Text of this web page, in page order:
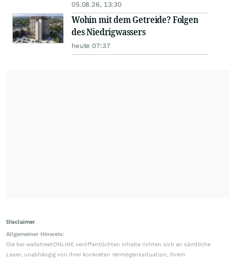
05.08.26, 13:30
Wohin mit dem Getreide? Folgen
des Niedrigwassers
heute 07:37
Disclaimer
Allgemeiner Hinweis:
Die bei wallstreetONLINE veröffentlichten Inhalte richten sich an sämtliche
Leser, unabhängig von ihrer konkreten Vermögenssituation, ihrem